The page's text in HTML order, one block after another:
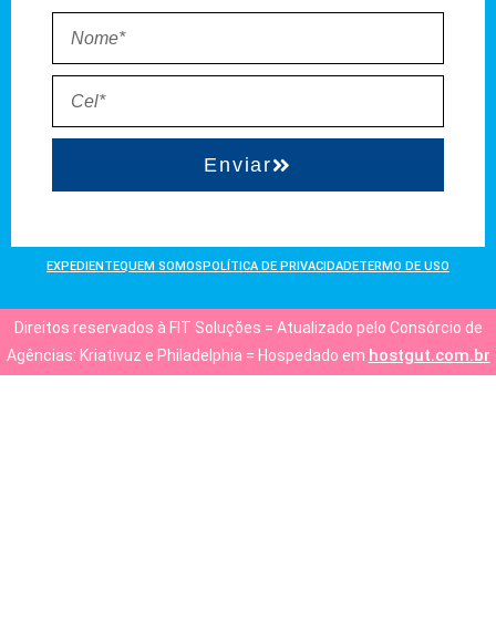
Enviar
EXPEDIENTEQUEM SOMOS POLÍTICA DE PRIVACIDADETERMO DE USO
Direitos reservados à FIT Soluções = Atualizado pelo Consórcio de
Agências: Kriativuz e Philadelphia = Hospedado em hostgut.com.br